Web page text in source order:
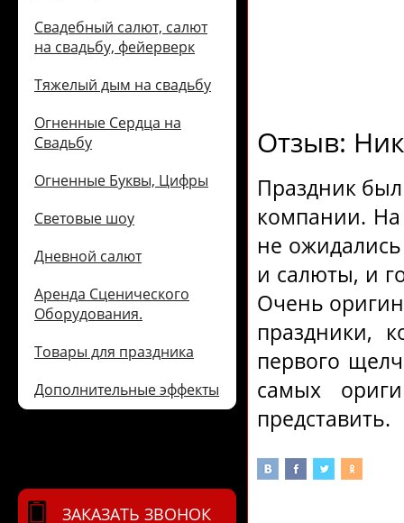
Свадебный салют, салют
на свадьбу, фейерверк
Тяжелый дым на свадьбу
Огненные Сердца на
Свадьбу
Огненные Буквы, Цифры
Световые шоу
Дневной салют
Аренда Сценического
Оборудования.
Товары для праздника
Дополнительные эффекты
ЗАКАЗАТЬ ЗВОНОК
Отзыв:
Праздник
компании.
не
и салюты, и
Очень
праздники,
первого
самых
представить.